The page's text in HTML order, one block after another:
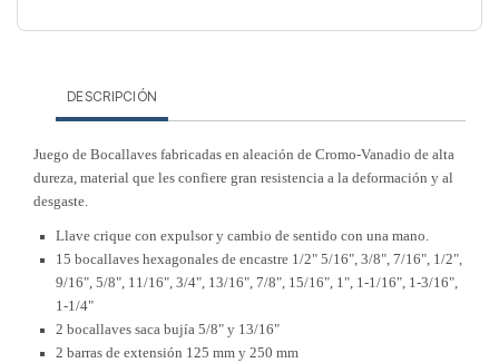
DESCRIPCIÓN
Juego de Bocallaves fabricadas en aleación de Cromo-Vanadio de alta
dureza, material que les confiere gran resistencia a la deformación y al
desgaste.
Llave crique con expulsor y cambio de sentido con una mano.
15 bocallaves hexagonales de encastre 1/2" 5/16", 3/8", 7/16", 1/2",
9/16", 5/8", 11/16", 3/4", 13/16", 7/8", 15/16", 1", 1-1/16", 1-3/16",
1-1/4"
2 bocallaves saca bujía 5/8" y 13/16"
2 barras de extensión 125 mm y 250 mm